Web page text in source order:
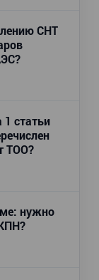
СНТ
1 статьи
ТОО?
нужно